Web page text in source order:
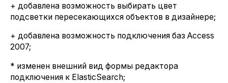
+ добавлена возможность выбирать цвет
подсветки пересекающихся объектов в дизайнере;
+ добавлена возможность подключения баз Access
2007;
* изменен внешний вид формы редактора
подключения к ElasticSearch;